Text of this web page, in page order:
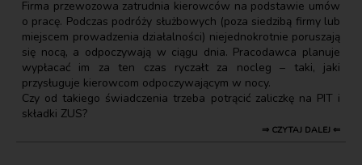
Firma przewozowa zatrudnia kierowców na podstawie umów
o pracę. Podczas podróży służbowych (poza siedzibą firmy lub
miejscem prowadzenia działalności) niejednokrotnie poruszają
się nocą, a odpoczywają w ciągu dnia. Pracodawca planuje
wypłacać im za ten czas ryczałt za nocleg – taki, jaki
przysługuje kierowcom odpoczywającym w nocy.
Czy od takiego świadczenia trzeba potrącić zaliczkę na PIT i
składki ZUS?
⇒ CZYTAJ DALEJ ⇐